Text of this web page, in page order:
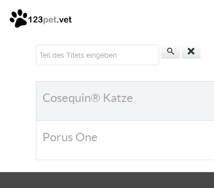
Teil des Titels eingeben
Cosequin® Katze
Porus One